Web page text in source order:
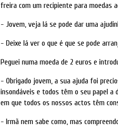
freira com um recipiente para moedas
- Jovem, veja lá se pode dar uma
- Deixe lá ver o que é que se pode
Peguei numa moeda de 2 euros e
- Obrigado jovem, a sua ajuda foi
insondáveis e todos têm o seu papel a
em que todos os nossos actos têm
- Irmã nem sabe como, mas